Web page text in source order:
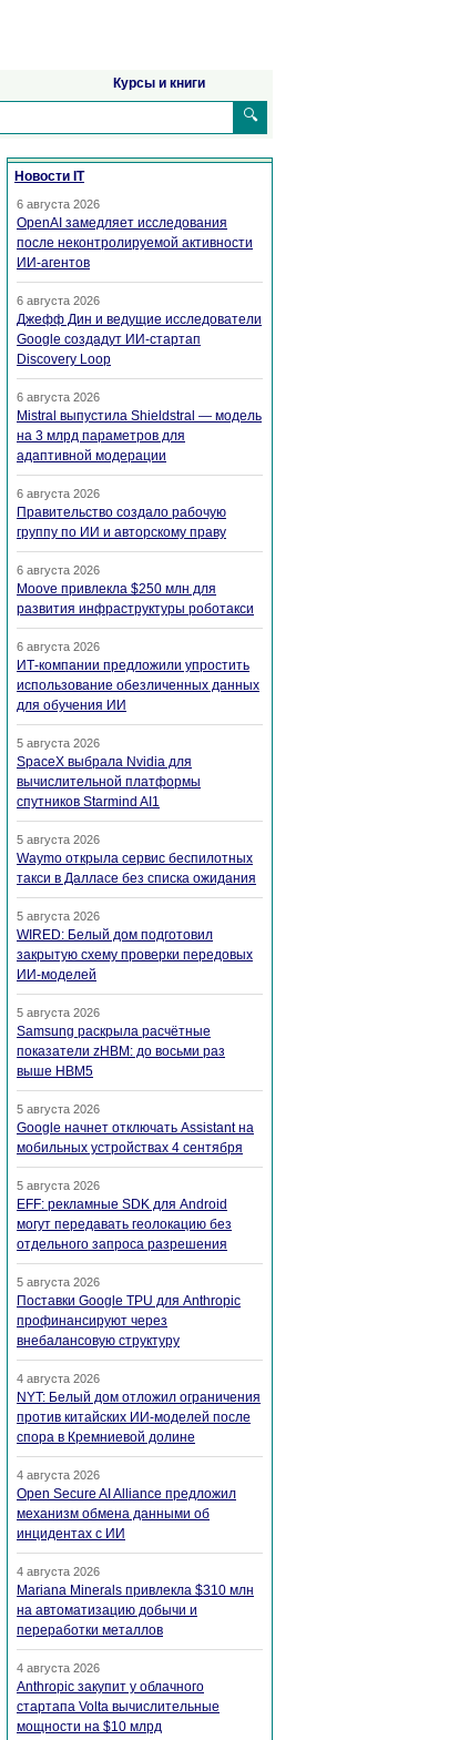
Курсы и книги
🔍
Новости IT
6 августа 2026
OpenAI замедляет исследования
после неконтролируемой активности
ИИ-агентов
6 августа 2026
Джефф Дин и ведущие исследователи
Google создадут ИИ-стартап
Discovery Loop
6 августа 2026
Mistral выпустила Shieldstral — модель
на 3 млрд параметров для
адаптивной модерации
6 августа 2026
Правительство создало рабочую
группу по ИИ и авторскому праву
6 августа 2026
Moove привлекла $250 млн для
развития инфраструктуры роботакси
6 августа 2026
ИТ-компании предложили упростить
использование обезличенных данных
для обучения ИИ
5 августа 2026
SpaceX выбрала Nvidia для
вычислительной платформы
спутников Starmind AI1
5 августа 2026
Waymo открыла сервис беспилотных
такси в Далласе без списка ожидания
5 августа 2026
WIRED: Белый дом подготовил
закрытую схему проверки передовых
ИИ-моделей
5 августа 2026
Samsung раскрыла расчётные
показатели zHBM: до восьми раз
выше HBM5
5 августа 2026
Google начнет отключать Assistant на
мобильных устройствах 4 сентября
5 августа 2026
EFF: рекламные SDK для Android
могут передавать геолокацию без
отдельного запроса разрешения
5 августа 2026
Поставки Google TPU для Anthropic
профинансируют через
внебалансовую структуру
4 августа 2026
NYT: Белый дом отложил ограничения
против китайских ИИ-моделей после
спора в Кремниевой долине
4 августа 2026
Open Secure AI Alliance предложил
механизм обмена данными об
инцидентах с ИИ
4 августа 2026
Mariana Minerals привлекла $310 млн
на автоматизацию добычи и
переработки металлов
4 августа 2026
Anthropic закупит у облачного
стартапа Volta вычислительные
мощности на $10 млрд